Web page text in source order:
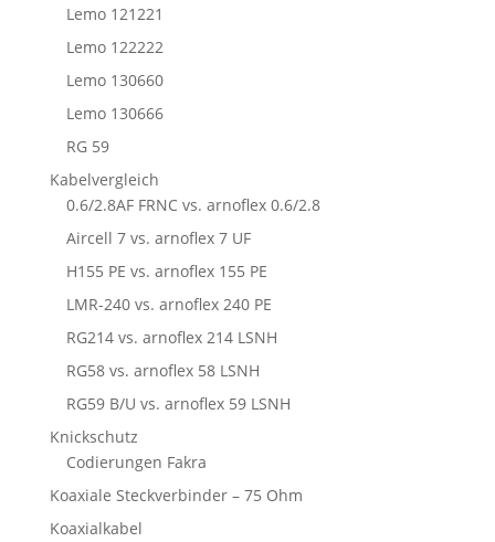
Lemo 121221
Lemo 122222
Lemo 130660
Lemo 130666
RG 59
Kabelvergleich
0.6/2.8AF FRNC vs. arnoflex 0.6/2.8
Aircell 7 vs. arnoflex 7 UF
H155 PE vs. arnoflex 155 PE
LMR-240 vs. arnoflex 240 PE
RG214 vs. arnoflex 214 LSNH
RG58 vs. arnoflex 58 LSNH
RG59 B/U vs. arnoflex 59 LSNH
Knickschutz
Codierungen Fakra
Koaxiale Steckverbinder – 75 Ohm
Koaxialkabel